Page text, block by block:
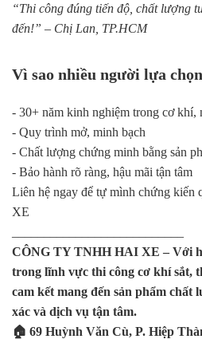
“Thi công đúng tiến độ, chất lượng
đến!” – Chị Lan, TP.HCM
Vì sao nhiều người lựa
- 30+ năm kinh nghiệm trong cơ khí,
- Quy trình mở, minh bạch
- Chất lượng chứng minh bằng sản
- Bảo hành rõ ràng, hậu mãi tận tâm
Liên hệ ngay để tự mình chứng
XE
CÔNG TY TNHH HAI XE – Với
trong lĩnh vực thi công cơ khí sắt,
cam kết mang đến sản phẩm chất
xác và dịch vụ tận tâm.
🏠 69 Huỳnh Văn Cù, P. Hiệp